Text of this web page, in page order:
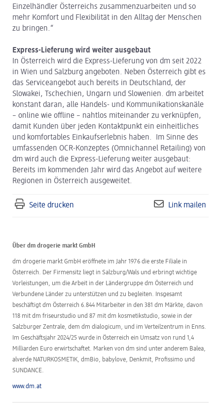
Einzelhändler Österreichs zusammenzuarbeiten und so
mehr Komfort und Flexibilität in den Alltag der Menschen
zu bringen.“
Express-Lieferung wird weiter ausgebaut
In Österreich wird die Express-Lieferung von dm seit 2022
in Wien und Salzburg angeboten. Neben Österreich gibt es
das Serviceangebot auch bereits in Deutschland, der
Slowakei, Tschechien, Ungarn und Slowenien. dm arbeitet
konstant daran, alle Handels- und Kommunikationskanäle
– online wie offline – nahtlos miteinander zu verknüpfen,
damit Kunden über jeden Kontaktpunkt ein einheitliches
und komfortables Einkaufserlebnis haben. Im Sinne des
umfassenden OCR-Konzeptes (Omnichannel Retailing) von
dm wird auch die Express-Lieferung weiter ausgebaut:
Bereits im kommenden Jahr wird das Angebot auf weitere
Regionen in Österreich ausgeweitet.
Seite drucken Link mailen
Über dm drogerie markt GmbH
dm drogerie markt GmbH eröffnete im Jahr 1976 die erste Filiale in
Österreich. Der Firmensitz liegt in Salzburg/Wals und erbringt wichtige
Vorleistungen, um die Arbeit in der Ländergruppe dm Österreich und
Verbundene Länder zu unterstützen und zu begleiten. Insgesamt
beschäftigt dm Österreich 6.844 Mitarbeiter in den 381 dm Märkte, davon
118 mit dm friseurstudio und 87 mit dm kosmetikstudio, sowie in der
Salzburger Zentrale, dem dm dialogicum, und im Verteilzentrum in Enns.
Im Geschäftsjahr 2024/25 wurde in Österreich ein Umsatz von rund 1,4
Milliarden Euro erwirtschaftet. Marken von dm sind unter anderem Balea,
alverde NATURKOSMETIK, dmBio, babylove, Denkmit, Profissimo und
SUNDANCE.
www.dm.at